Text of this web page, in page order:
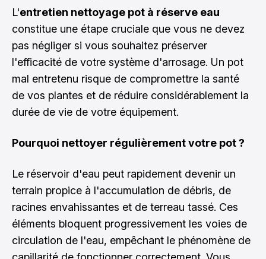
L'entretien nettoyage pot à réserve eau
constitue une étape cruciale que vous ne devez
pas négliger si vous souhaitez préserver
l'efficacité de votre système d'arrosage. Un pot
mal entretenu risque de compromettre la santé
de vos plantes et de réduire considérablement la
durée de vie de votre équipement.
Pourquoi nettoyer régulièrement votre pot ?
Le réservoir d'eau peut rapidement devenir un
terrain propice à l'accumulation de débris, de
racines envahissantes et de terreau tassé. Ces
éléments bloquent progressivement les voies de
circulation de l'eau, empêchant le phénomène de